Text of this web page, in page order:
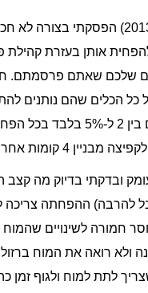
אציין שבאמצע העשור (שנת
הכלים שהם נותנים
ובדקתי בדיוק מה קצב
להרבה) ההפחתה צריכה
חמורה לשינויים
רואה את המוח
לתת למוח ולגוף זמן